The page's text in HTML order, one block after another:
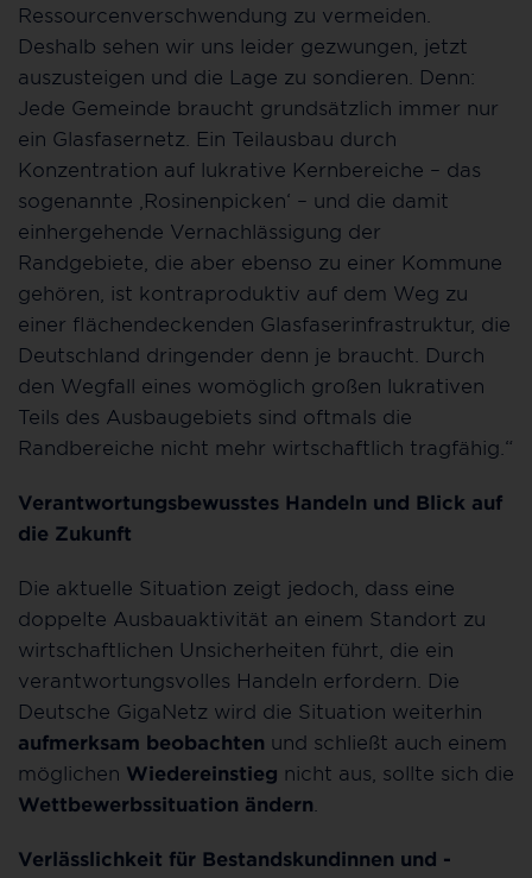
Ressourcenverschwendung zu vermeiden.
Deshalb sehen wir uns leider gezwungen, jetzt
auszusteigen und die Lage zu sondieren. Denn:
Jede Gemeinde braucht grundsätzlich immer nur
ein Glasfasernetz. Ein Teilausbau durch
Konzentration auf lukrative Kernbereiche – das
sogenannte ‚Rosinenpicken‘ – und die damit
einhergehende Vernachlässigung der
Randgebiete, die aber ebenso zu einer Kommune
gehören, ist kontraproduktiv auf dem Weg zu
einer flächendeckenden Glasfaserinfrastruktur, die
Deutschland dringender denn je braucht. Durch
den Wegfall eines womöglich großen lukrativen
Teils des Ausbaugebiets sind oftmals die
Randbereiche nicht mehr wirtschaftlich tragfähig.“
Verantwortungsbewusstes Handeln und Blick auf
die Zukunft
Die aktuelle Situation zeigt jedoch, dass eine
doppelte Ausbauaktivität an einem Standort zu
wirtschaftlichen Unsicherheiten führt, die ein
verantwortungsvolles Handeln erfordern. Die
Deutsche GigaNetz wird die Situation weiterhin
aufmerksam beobachten und schließt auch einem
möglichen Wiedereinstieg nicht aus, sollte sich die
Wettbewerbssituation ändern
Verlässlichkeit für Bestandskundinnen und -